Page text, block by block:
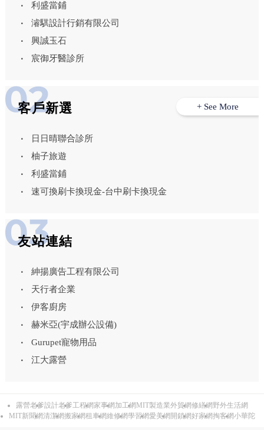
利盛當鋪
濬騏設計行銷有限公司
興誠玉石
宸御牙醫診所
客戶新選
日日晴聯合診所
柚子旅遊
利盛當鋪
速可換刷卡換現金-台中刷卡換現金
+ See More
友站連結
紳揚廣告工程有限公司
天行者企業
伊客廚房
赫米亞(宇成辦公設備)
Gurupet寵物用品
江大露營
露營老爹設計老爹工程網家事網加工網MIT製造業外貿網修繕網野外生活網
MIT新聞網清潔網搬家網租車網維修網學習網愛美網開鎖網好家網掏客網小華陀